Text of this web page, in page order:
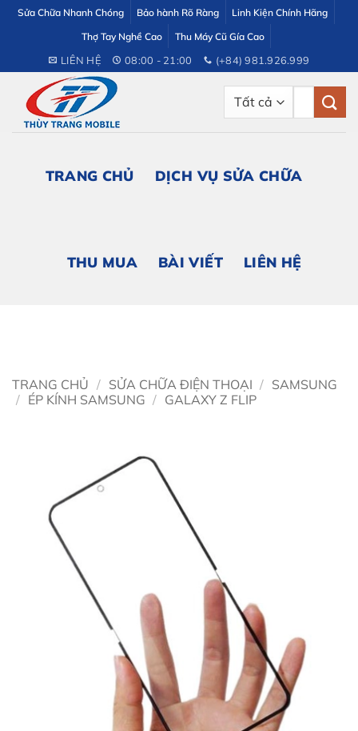
dung
Sửa Chữa Nhanh Chóng Bảo hành Rõ Ràng
Linh Kiện Chính Hãng
Thợ Tay Nghề Cao
Thu Máy Cũ Gía Cao
LIÊN HỆ 08:00 - 21:00 (+84) 981.926.999
TRANG CHỦ DỊCH VỤ SỬA CHỮA
THU MUA BÀI VIẾT LIÊN HỆ
TRANG CHỦ / SỬA CHỮA ĐIỆN THOẠI / SAMSUNG
/ ÉP KÍNH SAMSUNG / GALAXY Z FLIP